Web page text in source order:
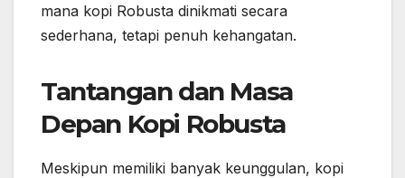
mana kopi Robusta dinikmati secara
sederhana, tetapi penuh kehangatan.
Tantangan dan Masa
Depan Kopi Robusta
Meskipun memiliki banyak keunggulan, kopi